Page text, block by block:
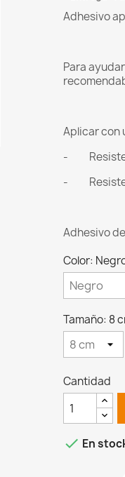
Adhesivo
Para
Aplicar con
-
-
Adhesivo
Color:
Tamaño: 8
Cantidad
 En